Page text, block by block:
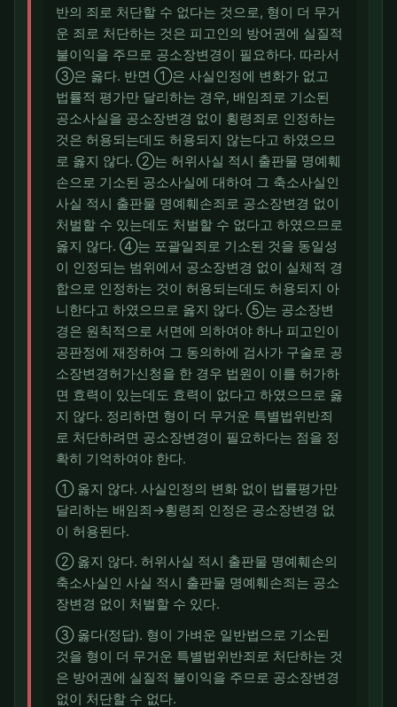
반의 죄로 처단할 수 없다는 것으로, 형이 더 무거
운 죄로 처단하는 것은 피고인의 방어권에 실질적
불이익을 주므로 공소장변경이 필요하다. 따라서
③은 옳다. 반면 ①은 사실인정에 변화가 없고
법률적 평가만 달리하는 경우, 배임죄로 기소된
공소사실을 공소장변경 없이 횡령죄로 인정하는
것은 허용되는데도 허용되지 않는다고 하였으므
로 옳지 않다. ②는 허위사실 적시 출판물 명예훼
손으로 기소된 공소사실에 대하여 그 축소사실인
사실 적시 출판물 명예훼손죄로 공소장변경 없이
처벌할 수 있는데도 처벌할 수 없다고 하였으므로
옳지 않다. ④는 포괄일죄로 기소된 것을 동일성
이 인정되는 범위에서 공소장변경 없이 실체적 경
합으로 인정하는 것이 허용되는데도 허용되지 아
니한다고 하였으므로 옳지 않다. ⑤는 공소장변
경은 원칙적으로 서면에 의하여야 하나 피고인이
공판정에 재정하여 그 동의하에 검사가 구술로 공
소장변경허가신청을 한 경우 법원이 이를 허가하
면 효력이 있는데도 효력이 없다고 하였으므로 옳
지 않다. 정리하면 형이 더 무거운 특별법위반죄
로 처단하려면 공소장변경이 필요하다는 점을 정
확히 기억하여야 한다.
① 옳지 않다. 사실인정의 변화 없이 법률평가만
달리하는 배임죄→횡령죄 인정은 공소장변경 없
이 허용된다.
② 옳지 않다. 허위사실 적시 출판물 명예훼손의
축소사실인 사실 적시 출판물 명예훼손죄는 공소
장변경 없이 처벌할 수 있다.
③ 옳다(정답). 형이 가벼운 일반법으로 기소된
것을 형이 더 무거운 특별법위반죄로 처단하는 것
은 방어권에 실질적 불이익을 주므로 공소장변경
없이 처단할 수 없다.